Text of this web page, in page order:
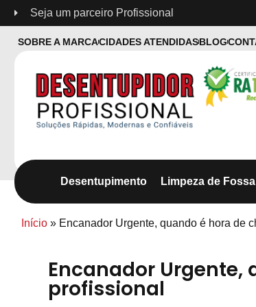
Seja um parceiro Profissional
SOBRE A MARCACIDADES ATENDIDASBLOG
Desentupimento Limpeza de Fossa
Início » Encanador Urgente, quando é hora de
Encanador Urgente,
profissional